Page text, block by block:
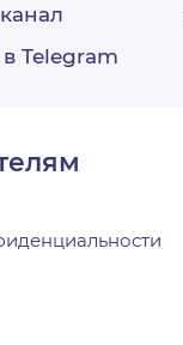
«О
Telegram